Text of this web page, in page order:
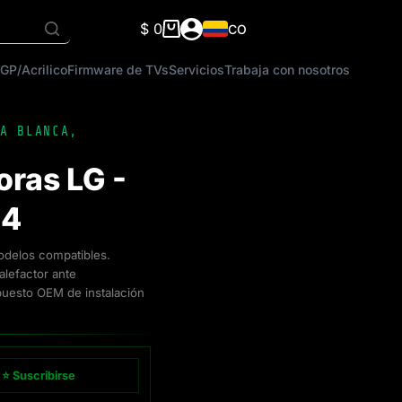
Carro
compra
$ 0 CO
AcrilicoFirmware de TVsServiciosTrabaja con nosotros
BLANCA ,
LG -
compatibles.
ante
OEM de instalación
⭐ Suscribirse